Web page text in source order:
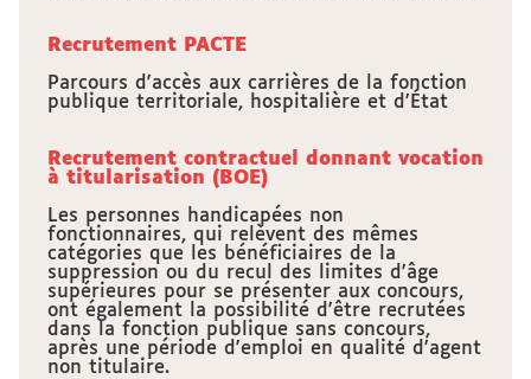
Recrutement PACTE
Parcours d'accès aux carrières de la fonction
publique territoriale, hospitalière et d'État
Recrutement contractuel donnant vocation
à titularisation (BOE)
Les personnes handicapées non
fonctionnaires, qui relèvent des mêmes
catégories que les bénéficiaires de la
suppression ou du recul des limites d'âge
supérieures pour se présenter aux concours,
ont également la possibilité d'être recrutées
dans la fonction publique sans concours,
après une période d'emploi en qualité d'agent
non titulaire.